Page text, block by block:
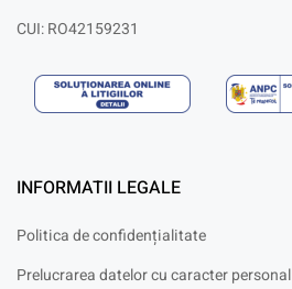
CUI: RO42159231
INFORMATII LEGALE
Politica de confidențialitate
Prelucrarea datelor cu caracter personal